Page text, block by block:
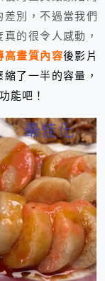
別，不過當我們
的很令人感動，
高畫質內容後影片
了一半的容量，
能吧！